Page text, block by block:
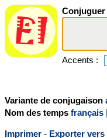
Conjuguer
Accents :
Variante de conjugaison
Nom des temps français |
Imprimer - Exporter vers